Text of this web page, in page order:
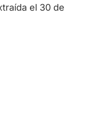
el 30 de